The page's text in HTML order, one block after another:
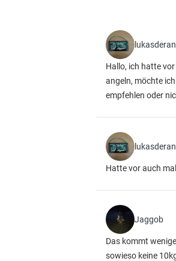
Hallo, ich hatte
angeln, möchte
empfehlen oder
Hatte vor auch
Jaggob
Das kommt
sowieso keine